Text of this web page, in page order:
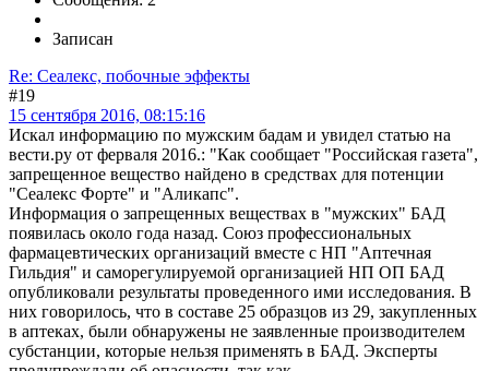
Записан
Re: Сеалекс, побочные эффекты
#19
15 сентября 2016, 08:15:16
Искал информацию по мужским бадам и увидел статью на
вести.ру от ферваля 2016.: "Как сообщает "Российская газета",
запрещенное вещество найдено в средствах для потенции
"Сеалекс Форте" и "Аликапс".
Информация о запрещенных веществах в "мужских" БАД
появилась около года назад. Союз профессиональных
фармацевтических организаций вместе с НП "Аптечная
Гильдия" и саморегулируемой организацией НП ОП БАД
опубликовали результаты проведенного ими исследования. В
них говорилось, что в составе 25 образцов из 29, закупленных
в аптеках, были обнаружены не заявленные производителем
субстанции, которые нельзя применять в БАД. Эксперты